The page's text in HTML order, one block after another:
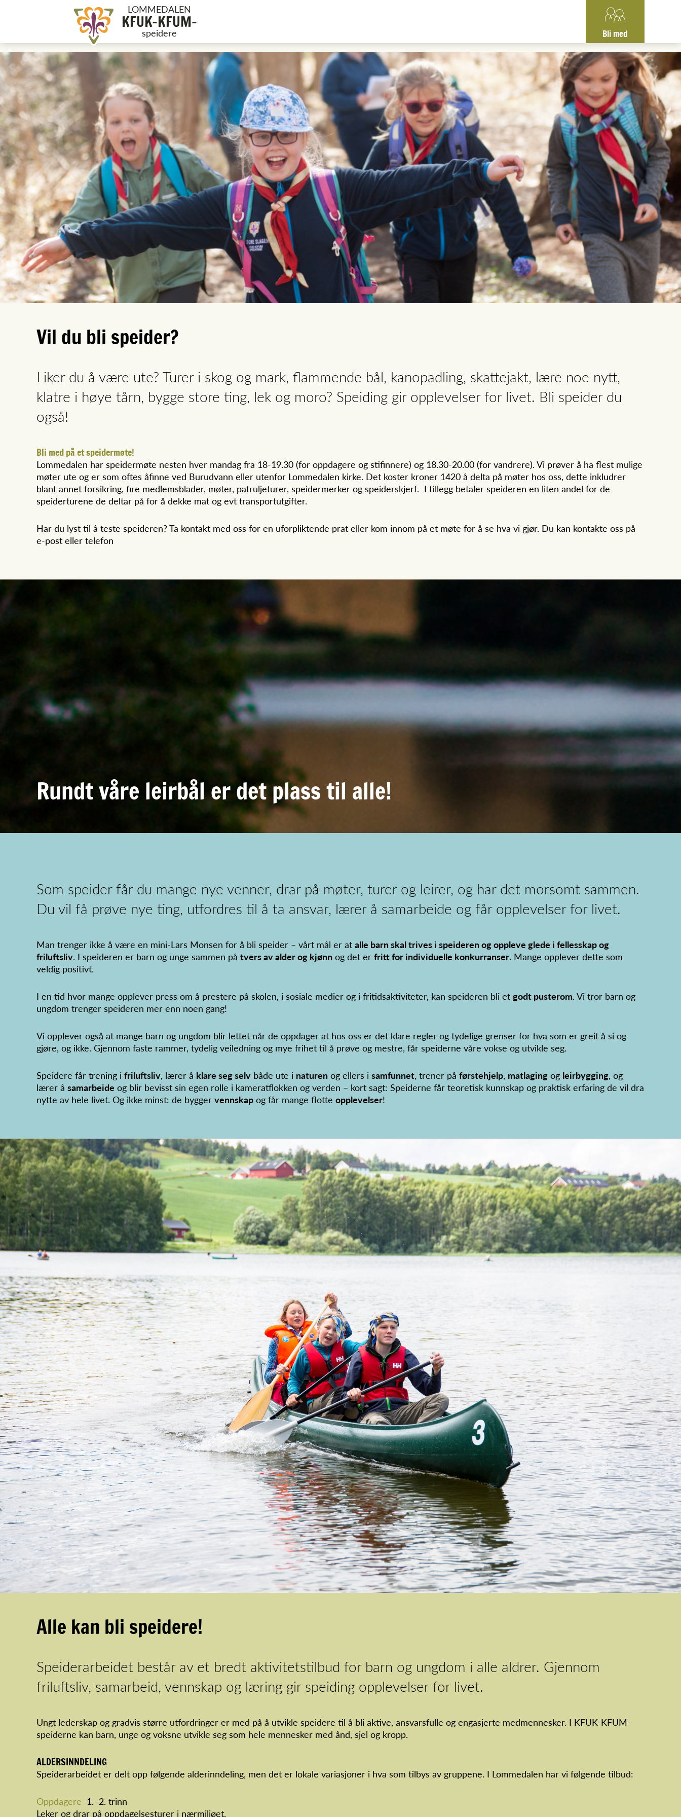
LOMMEDALEN
KFUK-KFUM-
speidere Bli med
Vil du bli speider?
Liker du å være ute? Turer i skog og mark, flammende bål, kanopadling, skattejakt, lære noe nytt,
klatre i høye tårn, bygge store ting, lek og moro? Speiding gir opplevelser for livet. Bli speider du
også!
Bli med på et speidermøte!
Lommedalen har speidermøte nesten hver mandag fra 18-19.30 (for oppdagere og stifinnere) og 18.30-20.00 (for vandrere). Vi prøver å ha flest mulige
møter ute og er som oftes åfinne ved Burudvann eller utenfor Lommedalen kirke. Det koster kroner 1420 å delta på møter hos oss, dette inkludrer
blant annet forsikring, fire medlemsblader, møter, patruljeturer, speidermerker og speiderskjerf. I tillegg betaler speideren en liten andel for de
speiderturene de deltar på for å dekke mat og evt transportutgifter.
Har du lyst til å teste speideren? Ta kontakt med oss for en uforpliktende prat eller kom innom på et møte for å se hva vi gjør. Du kan kontakte oss på
e-post eller telefon
Rundt våre leirbål er det plass til alle!
Som speider får du mange nye venner, drar på møter, turer og leirer, og har det morsomt sammen.
Du vil få prøve nye ting, utfordres til å ta ansvar, lærer å samarbeide og får opplevelser for livet.
Man trenger ikke å være en mini-Lars Monsen for å bli speider – vårt mål er at alle barn skal trives i speideren og oppleve glede i fellesskap og
friluftsliv. I speideren er barn og unge sammen på tvers av alder og kjønn og det er fritt for individuelle konkurranser. Mange opplever dette som
veldig positivt.
I en tid hvor mange opplever press om å prestere på skolen, i sosiale medier og i fritidsaktiviteter, kan speideren bli et godt pusterom. Vi tror barn og
ungdom trenger speideren mer enn noen gang!
Vi opplever også at mange barn og ungdom blir lettet når de oppdager at hos oss er det klare regler og tydelige grenser for hva som er greit å si og
gjøre, og ikke. Gjennom faste rammer, tydelig veiledning og mye frihet til å prøve og mestre, får speiderne våre vokse og utvikle seg.
Speidere får trening i friluftsliv, lærer å klare seg selv både ute i naturen og ellers i samfunnet, trener på førstehjelp, matlaging og leirbygging, og
lærer å samarbeide og blir bevisst sin egen rolle i kameratflokken og verden – kort sagt: Speiderne får teoretisk kunnskap og praktisk erfaring de vil dra
nytte av hele livet. Og ikke minst: de bygger vennskap og får mange flotte opplevelser!
Alle kan bli speidere!
Speiderarbeidet består av et bredt aktivitetstilbud for barn og ungdom i alle aldrer. Gjennom
friluftsliv, samarbeid, vennskap og læring gir speiding opplevelser for livet.
Ungt lederskap og gradvis større utfordringer er med på å utvikle speidere til å bli aktive, ansvarsfulle og engasjerte medmennesker. I KFUK-KFUM-
speiderne kan barn, unge og voksne utvikle seg som hele mennesker med ånd, sjel og kropp.
ALDERSINNDELING
Speiderarbeidet er delt opp følgende alderinndeling, men det er lokale variasjoner i hva som tilbys av gruppene. I Lommedalen har vi følgende tilbud:
Oppdagere 1.–2. trinn
Leker og drar på oppdagelsesturer i nærmiljøet.